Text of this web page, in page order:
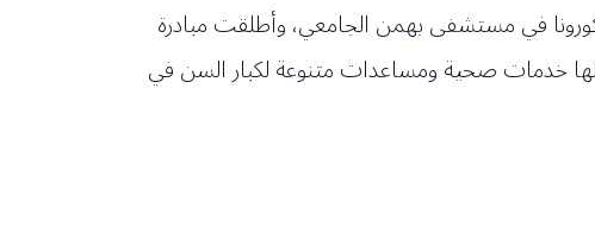
في مستشفى بهمن الجامعي، وأطلقت مبادرة
خدمات صحية ومساعدات متنوعة لكبار السن في